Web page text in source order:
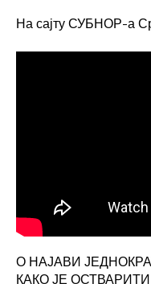
На сајту СУБНОР-а
О НАЈАВИ
КАКО ЈЕ ОСТВАРИТИ